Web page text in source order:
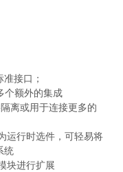
接口；
个额外的集成
离或用于连接更多的
运行时选件，可轻易将
统
块进行扩展